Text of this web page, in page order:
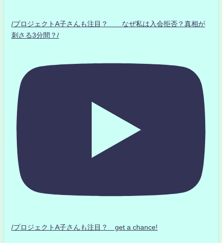
/プロジェクトA子さんも注目？ なぜ私は入会拒否？真相が
刺さる3分間？/
/プロジェクトA子さんも注目？ get a chance!